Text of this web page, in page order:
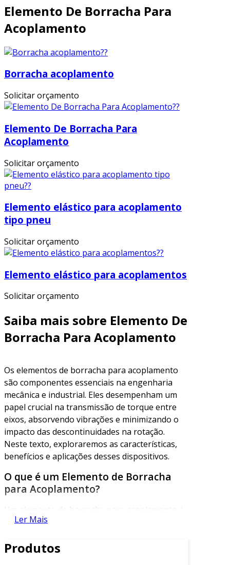
Elemento De Borracha Para
Acoplamento
Borracha acoplamento
Solicitar orçamento
Elemento De Borracha Para
Acoplamento
Solicitar orçamento
Elemento elástico para acoplamento
tipo pneu
Solicitar orçamento
Elemento elástico para acoplamentos
Solicitar orçamento
Saiba mais sobre Elemento De
Borracha Para Acoplamento
Os elementos de borracha para acoplamento
são componentes essenciais na engenharia
mecânica e industrial. Eles desempenham um
papel crucial na transmissão de torque entre
eixos, absorvendo vibrações e minimizando o
impacto das descontinuidades na rotação.
Neste texto, exploraremos as características,
benefícios e aplicações desses dispositivos.
O que é um Elemento de Borracha
para Acoplamento?
Um elemento de borracha para acoplamento é
uma peça flexível que conecta dois eixos
movimento enquanto permite algum grau de
Ler Mais
Produtos